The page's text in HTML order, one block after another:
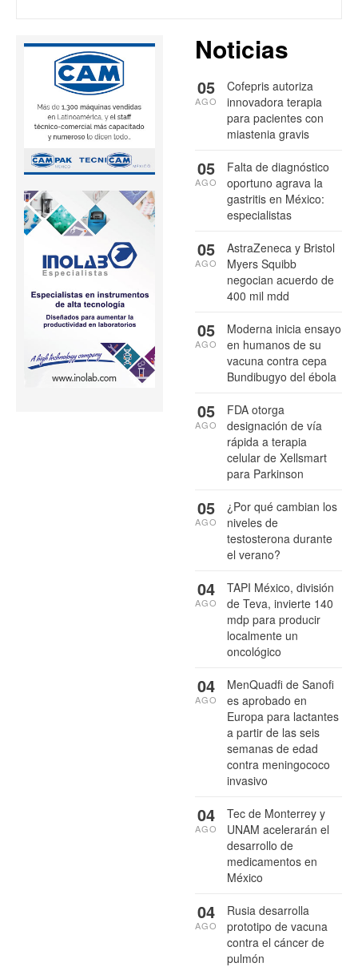
Noticias
Cofepris autoriza
innovadora terapia
para pacientes con
miastenia gravis
05
AGO
Falta de diagnóstico
oportuno agrava la
gastritis en México:
especialistas
05
AGO
AstraZeneca y Bristol
Myers Squibb
negocian acuerdo de
400 mil mdd
05
AGO
Moderna inicia ensayo
en humanos de su
vacuna contra cepa
Bundibugyo del ébola
05
AGO
FDA otorga
designación de vía
rápida a terapia
celular de Xellsmart
para Parkinson
05
AGO
¿Por qué cambian los
niveles de
testosterona durante
el verano?
05
AGO
TAPI México, división
de Teva, invierte 140
mdp para producir
localmente un
oncológico
04
AGO
MenQuadfi de Sanofi
es aprobado en
Europa para lactantes
a partir de las seis
semanas de edad
contra meningococo
invasivo
04
AGO
Tec de Monterrey y
UNAM acelerarán el
desarrollo de
medicamentos en
México
04
AGO
Rusia desarrolla
prototipo de vacuna
contra el cáncer de
pulmón
04
AGO